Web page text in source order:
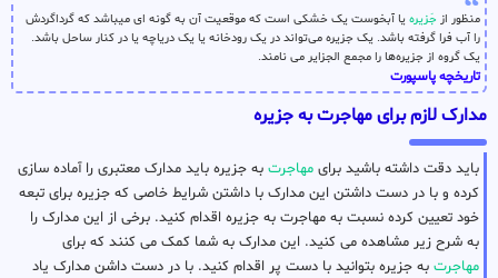
منظور از جَزیره یا آبخوست یک خشکی است که موقعیت آن به گونه ای میباشد که گرداگردش
را آب فرا گرفته باشد. یک جزیره می‌تواند در یک رودخانه یا یک دریاچه یا در کنار ساحل باشد.
یک گروه از جزیره‌ها را مجمع الجزایر می نامند.
تاریخچه پاسپورت
مدارک لازم برای مهاجرت به جزیره
باید دقت داشته باشید برای مهاجرت به جزیره باید مدارک معتبری را آماده سازی
کرده و با در دست داشتن این مدارک با داشتن شرایط خاصی که جزیره برای تبعه
خود تعیین کرده نسبت به مهاجرت به جزیره اقدام کنید. برخی از این مدارک را
به شرح زیر مشاهده می کنید. این مدارک به شما کمک می کنند که برای
مهاجرت به جزیره بتوانید با دست پر اقدام کنید. با در دست داشن مدارک یاد